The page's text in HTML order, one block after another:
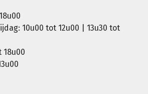
10u00 tot 12u00 | 13u30 tot
18u00